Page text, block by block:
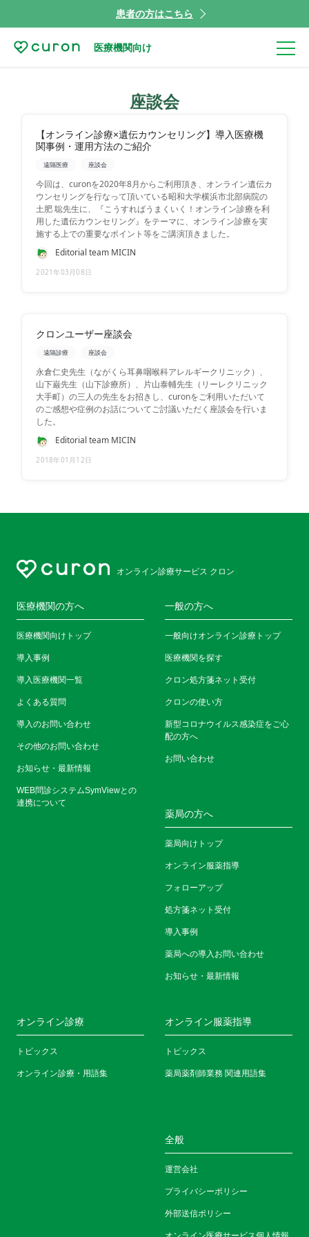
患者の方はこちら
医療機関向け
座談会
【オンライン診療×遺伝カウンセリング】導入医療機
関事例・運用方法のご紹介
遠隔医療 座談会
今回は、curonを2020年8月からご利用頂き、オンライン遺伝カ
ウンセリングを行なって頂いている昭和大学横浜市北部病院の
土肥 聡先生に、『こうすればうまくいく！オンライン診療を利
用した遺伝カウンセリング』をテーマに、オンライン診療を実
施する上での重要なポイント等をご講演頂きました。
Editorial team MICIN
2021年03月08日
クロンユーザー座談会
遠隔診療 座談会
永倉仁史先生（ながくら耳鼻咽喉科アレルギークリニック）、
山下巌先生（山下診療所）、片山泰輔先生（リーレクリニック
大手町）の三人の先生をお招きし、curonをご利用いただいて
のご感想や症例のお話についてご討議いただく座談会を行いま
した。
Editorial team MICIN
2018年01月12日
オンライン診療サービス クロン
医療機関の方へ
医療機関向けトップ
導入事例
導入医療機関一覧
よくある質問
導入のお問い合わせ
その他のお問い合わせ
お知らせ・最新情報
WEB問診システムSymViewとの
連携について
オンライン診療
トピックス
オンライン診療・用語集
薬局の方へ
薬局向けトップ
オンライン服薬指導
フォローアップ
処方箋ネット受付
導入事例
薬局への導入お問い合わせ
お知らせ・最新情報
オンライン服薬指導
トピックス
薬局薬剤師業務 関連用語集
一般の方へ
一般向けオンライン診療トップ
医療機関を探す
クロン処方箋ネット受付
クロンの使い方
新型コロナウイルス感染症をご心
配の方へ
お問い合わせ
全般
運営会社
プライバシーポリシー
外部送信ポリシー